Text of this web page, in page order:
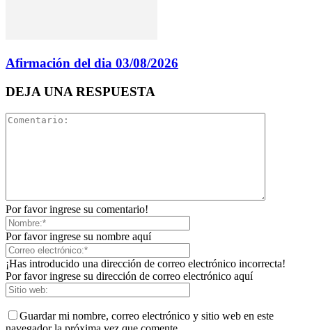
Afirmación del dia 03/08/2026
DEJA UNA RESPUESTA
Por favor ingrese su comentario!
Por favor ingrese su nombre aquí
¡Has introducido una dirección de correo electrónico incorrecta!
Por favor ingrese su dirección de correo electrónico aquí
Guardar mi nombre, correo electrónico y sitio web en este